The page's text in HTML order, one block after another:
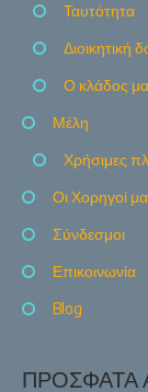
Ταυτότητα
Διοικητική
Ο κλάδος
Μέλη
Χρήσιμες
Οι Χορηγοί
Σύνδεσμοι
Επικοινωνία
Blog
ΠΡΌΣΦΑΤΑ